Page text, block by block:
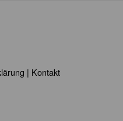
| Kontakt